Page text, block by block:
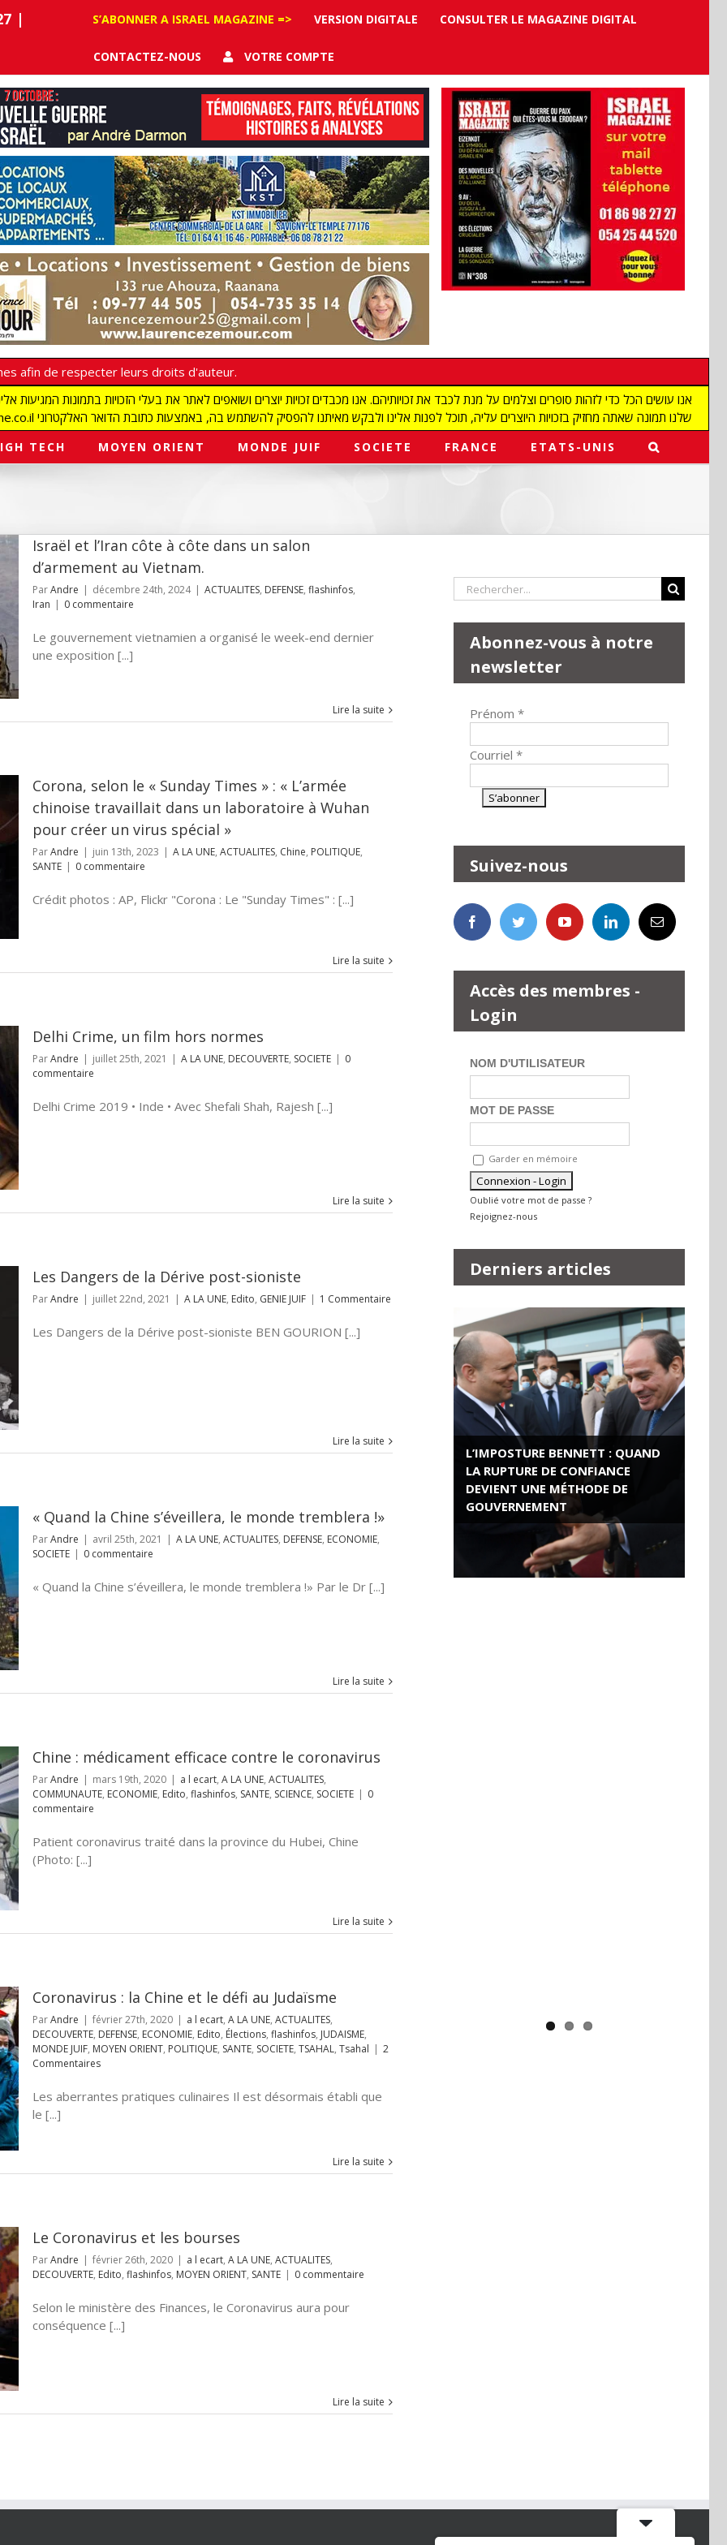
|
S’ABONNER A ISRAEL MAGAZINE => VERSION DIGITALE CONSULTER LE MAGAZINE DIGITAL
CONTACTEZ-NOUS VOTRE COMPTE
afin de respecter leurs droits d'auteur.
redaction@israelmagazine.co.il שלנו תמונה שאתה מחזיק בזכויות היוצרים עליה, תוכל לפנות אלינו ולבקש מאיתנו להפסיק להשתמש בה, באמצעות כתובת הדואר האלקטרוני
TECH MOYEN ORIENT MONDE JUIF SOCIETE FRANCE ETATS-UNIS
Israël et l’Iran côte à côte dans un salon
d’armement au Vietnam.
ParAndre | décembre 24th, 2024 | ACTUALITES, DEFENSE, flashinfos,
Iran | 0 commentaire
Le gouvernement vietnamien a organisé le week-end dernier
une exposition [...]
Lire la suite
Corona, selon le « Sunday Times » : « L’armée
chinoise travaillait dans un laboratoire à Wuhan
pour créer un virus spécial »
ParAndre | juin 13th, 2023 | A LA UNE, ACTUALITES, Chine, POLITIQUE,
SANTE | 0 commentaire
Crédit photos : AP, Flickr "Corona : Le "Sunday Times" : [...]
Lire la suite
Delhi Crime, un film hors normes
ParAndre juillet 25th, 2021 A LA UNE, DECOUVERTE, SOCIETE
0
commentaire
Delhi Crime 2019 • Inde • Avec Shefali Shah, Rajesh [...]
Lire la suite
Les Dangers de la Dérive post-sioniste
ParAndre juillet 22nd, 2021 A LA UNE, Edito, GENIE JUIF 1 Commentaire
Les Dangers de la Dérive post-sioniste BEN GOURION [...]
Lire la suite
« Quand la Chine s’éveillera, le monde tremblera !»
ParAndre avril 25th, 2021 A LA UNE, ACTUALITES, DEFENSE, ECONOMIE,
SOCIETE
0 commentaire
« Quand la Chine s’éveillera, le monde tremblera !» Par le Dr [...]
Lire la suite
Chine : médicament efficace contre le coronavirus
ParAndre mars 19th, 2020 a l ecart, A LA UNE, ACTUALITES,
COMMUNAUTE, ECONOMIE, Edito, flashinfos, SANTE, SCIENCE, SOCIETE
0
commentaire
Patient coronavirus traité dans la province du Hubei, Chine
(Photo: [...]
Lire la suite
Coronavirus : la Chine et le défi au Judaïsme
ParAndre février 27th, 2020 a l ecart, A LA UNE, ACTUALITES,
DECOUVERTE, DEFENSE, ECONOMIE, Edito, Élections, flashinfos, JUDAISME,
MONDE JUIF, MOYEN ORIENT, POLITIQUE, SANTE, SOCIETE, TSAHAL, Tsahal
2
Commentaires
Les aberrantes pratiques culinaires Il est désormais établi que
le [...]
Lire la suite
Le Coronavirus et les bourses
ParAndre février 26th, 2020 a l ecart, A LA UNE, ACTUALITES,
DECOUVERTE, Edito, flashinfos, MOYEN ORIENT, SANTE 0 commentaire
Selon le ministère des Finances, le Coronavirus aura pour
conséquence [...]
Lire la suite
Rechercher:
Abonnez-vous à notre
newsletter
Prénom *
Courriel *
Suivez-nous
Accès des membres -
Login
NOM D'UTILISATEUR
MOT DE PASSE
Garder en mémoire
Oublié votre mot de passe ?
Rejoignez-nous
Derniers articles
L’IMPOSTURE BENNETT : QUAND
LA RUPTURE DE CONFIANCE
DEVIENT UNE MÉTHODE DE
GOUVERNEMENT
ROSE VALLAND, HEROÏNE DE LA
RESISTANCE FRANÇAISE